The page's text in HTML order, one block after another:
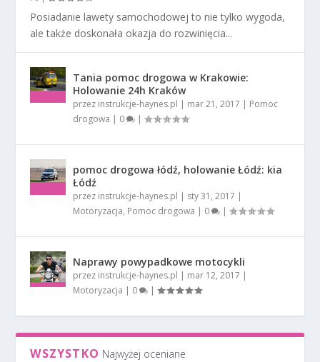
Posiadanie lawety samochodowej to nie tylko wygoda,
ale także doskonała okazja do rozwinięcia...
Tania pomoc drogowa w Krakowie:
Holowanie 24h Kraków
przez instrukcje-haynes.pl | mar 21, 2017 | Pomoc
drogowa | 0 |
pomoc drogowa łódź, holowanie Łódź: kia
Łódź
przez instrukcje-haynes.pl | sty 31, 2017 |
Motoryzacja, Pomoc drogowa | 0 |
Naprawy powypadkowe motocykli
przez instrukcje-haynes.pl | mar 12, 2017 |
Motoryzacja | 0 |
WSZYSTKO Najwyżej oceniane